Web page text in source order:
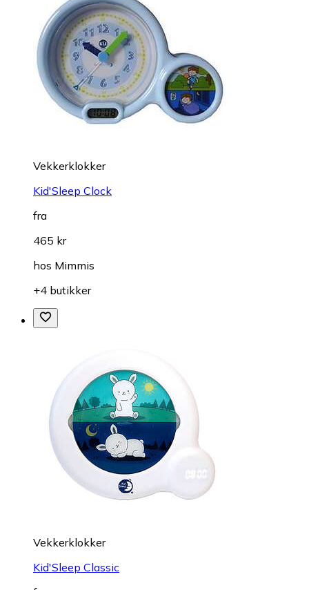
Vekkerklokker
Kid'Sleep Clock
fra
465 kr
hos Mimmis
+4 butikker
Vekkerklokker
Kid'Sleep Classic